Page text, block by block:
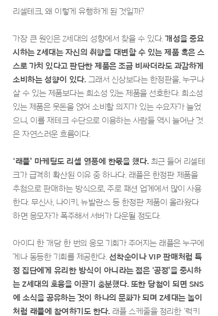
리셀테크, 왜 이렇게 유행하게 된 것일까?
가장 큰 원인은 Z세대의 성향에서 찾을 수 있다. 개성을 중요
시하는 Z세대는 자신의 취향을 대변할 수 있는 제품 혹은 스
스로 가치 있다고 판단한 제품은 조금 비싸더라도 과감하게
소비하는 성향이 있다.그래서 신상보다는 한정판을, 누구나
살 수 있는 제품보다는 희소성 있는 제품을 선호한다. 희소성
있는 제품은 웃돈을 얹어 소비할 의지가 있는 수요자가 늘었
으니, 이를 재테크 수단으로 이용하는 사람들 역시 늘어난 것
은 자연스러운 흐름이다.
‘래플’ 마케팅도 리셀 열풍에 한몫을 했다.최근 들어 리셀테
크가 급격히 확산된 이유 중 하나다. 래플은 한정판 제품을
추첨으로 판매하는 방식으로, 주로 패션 업계에서 많이 사용
한다. 무신사, 나이키, 뉴발란스 등 한정판 제품이 올라왔다
하면 응모자가 폭주해서 서버가 다운될 정도다.
아이디 한 개당 한 번의 응모 기회가 주어지는 래플은 누구에
게나 동등한 기회를 제공한다. 선착순이나 VIP 판매처럼 특
정 집단에게 유리한 방식이 아니라는 점은 ‘공정’을 중시하
는 Z세대의 호응을 이끌기 충분했다. 또한 당첨이 되면 SNS
에 소식을 공유하는 것이 하나의 문화가 되며 Z세대는 놀이
처럼 래플에 참여하기도 한다.래플 스케줄을 정리한 ‘럭키